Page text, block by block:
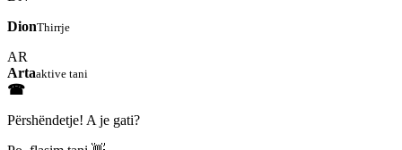
DionThirrje
AR
Artaaktive tani
☎
Përshëndetje! A je gati?